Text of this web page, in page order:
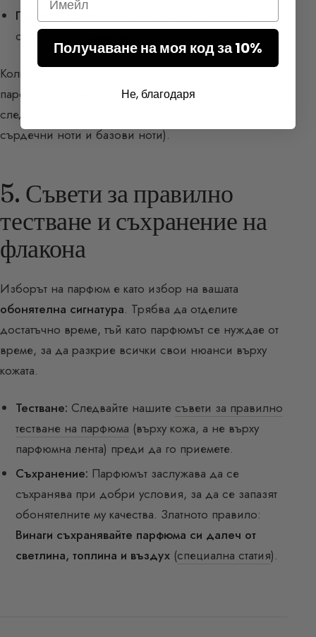
Памет:
спомени) и възрастта.
Колкото повече естествени суровини съдържа един
парфюм, толкова по-еволютивен ще бъде той,
следвайки обонятелната пирамида (горни ноти,
сърдечни ноти и базови ноти).
5. Съвети за правилно
тестване и съхранение на
флакона
Изборът на парфюм е като избор на вашата
обонятелна сигнатура. Трябва да отделите
достатъчно време, тъй като парфюмът се нуждае от
време, за да разкрие всички свои нюанси върху
кожата.
Тестване: Следвайте нашите съвети за правилно
тестване на парфюма (върху кожа, а не върху
парфюмна лента) преди да го приемете.
Съхранение: Парфюмът заслужава да се
съхранява при добри условия, за да се запазят
обонятелните му качества. Златното правило:
Винаги съхранявайте парфюма си далеч от
светлина, топлина и въздух (специална статия).
Получаване на моя код за 10%
Не, благодаря